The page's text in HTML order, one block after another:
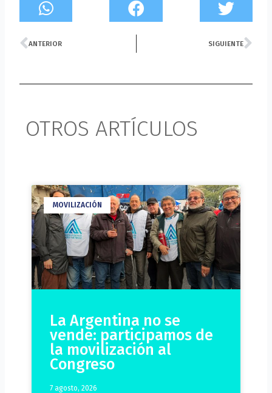
Prev
ANTERIOR SIGUIENTE
OTROS ARTÍCULOS
MOVILIZACIÓN
La Argentina no se
vende: participamos de
la movilización al
Congreso
7 agosto, 2026